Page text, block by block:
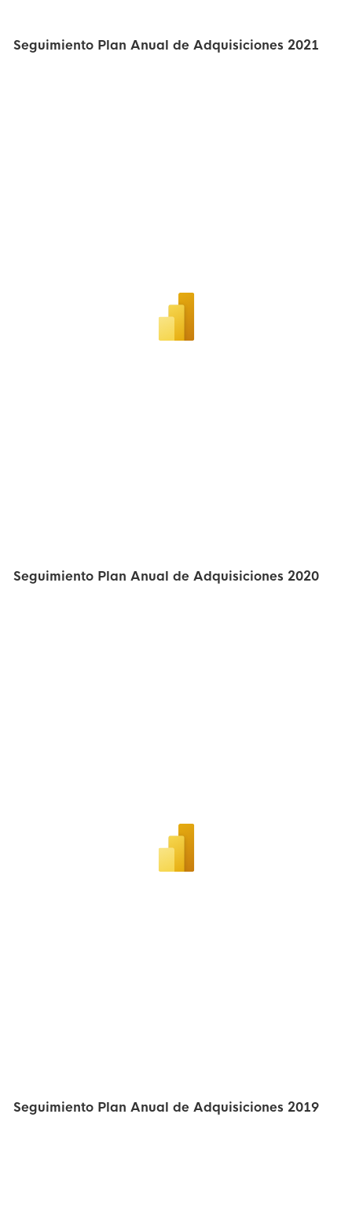
Seguimiento Plan Anual de Adquisiciones 2021
Seguimiento Plan Anual de Adquisiciones 2020
Seguimiento Plan Anual de Adquisiciones 2019